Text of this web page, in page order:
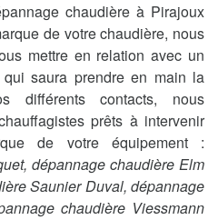
chaudière à Pirajoux
de votre chaudière, nous
mettre en relation avec un
qui saura prendre en main la
différents contacts, nous
prêts à intervenir
de votre équipement :
dépannage chaudière Elm
Saunier Duval, dépannage
chaudière Viessmann